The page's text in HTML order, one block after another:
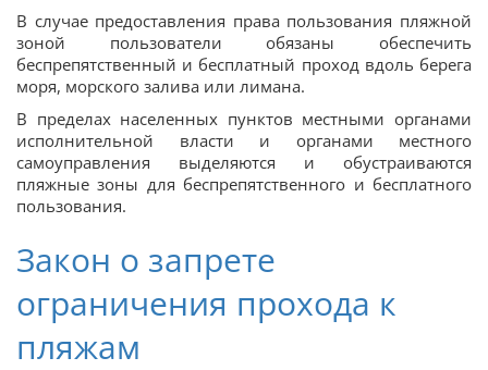
В случае предоставления права пользования пляжной
зоной пользователи обязаны обеспечить
беспрепятственный и бесплатный проход вдоль берега
моря, морского залива или лимана.
В пределах населенных пунктов местными органами
исполнительной власти и органами местного
самоуправления выделяются и обустраиваются
пляжные зоны для беспрепятственного и бесплатного
пользования.
Закон о запрете
ограничения прохода к
пляжам